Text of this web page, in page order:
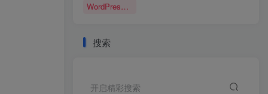
WordPress博客
搜索
开启精彩搜索